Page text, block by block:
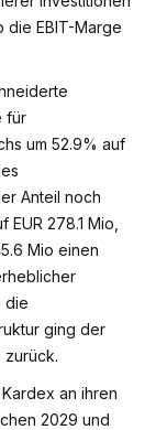
die EBIT-Marge
für
um 52.9% auf
Anteil noch
278.1 Mio,
Mio einen
die
ging der
zurück.
an ihren
2029 und